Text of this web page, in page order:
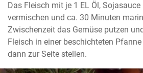
Das Fleisch mit je 1 EL Öl,
vermischen und ca. 30 Minuten
Zwischenzeit das Gemüse putzen
Fleisch in einer beschichteten
dann zur Seite stellen.